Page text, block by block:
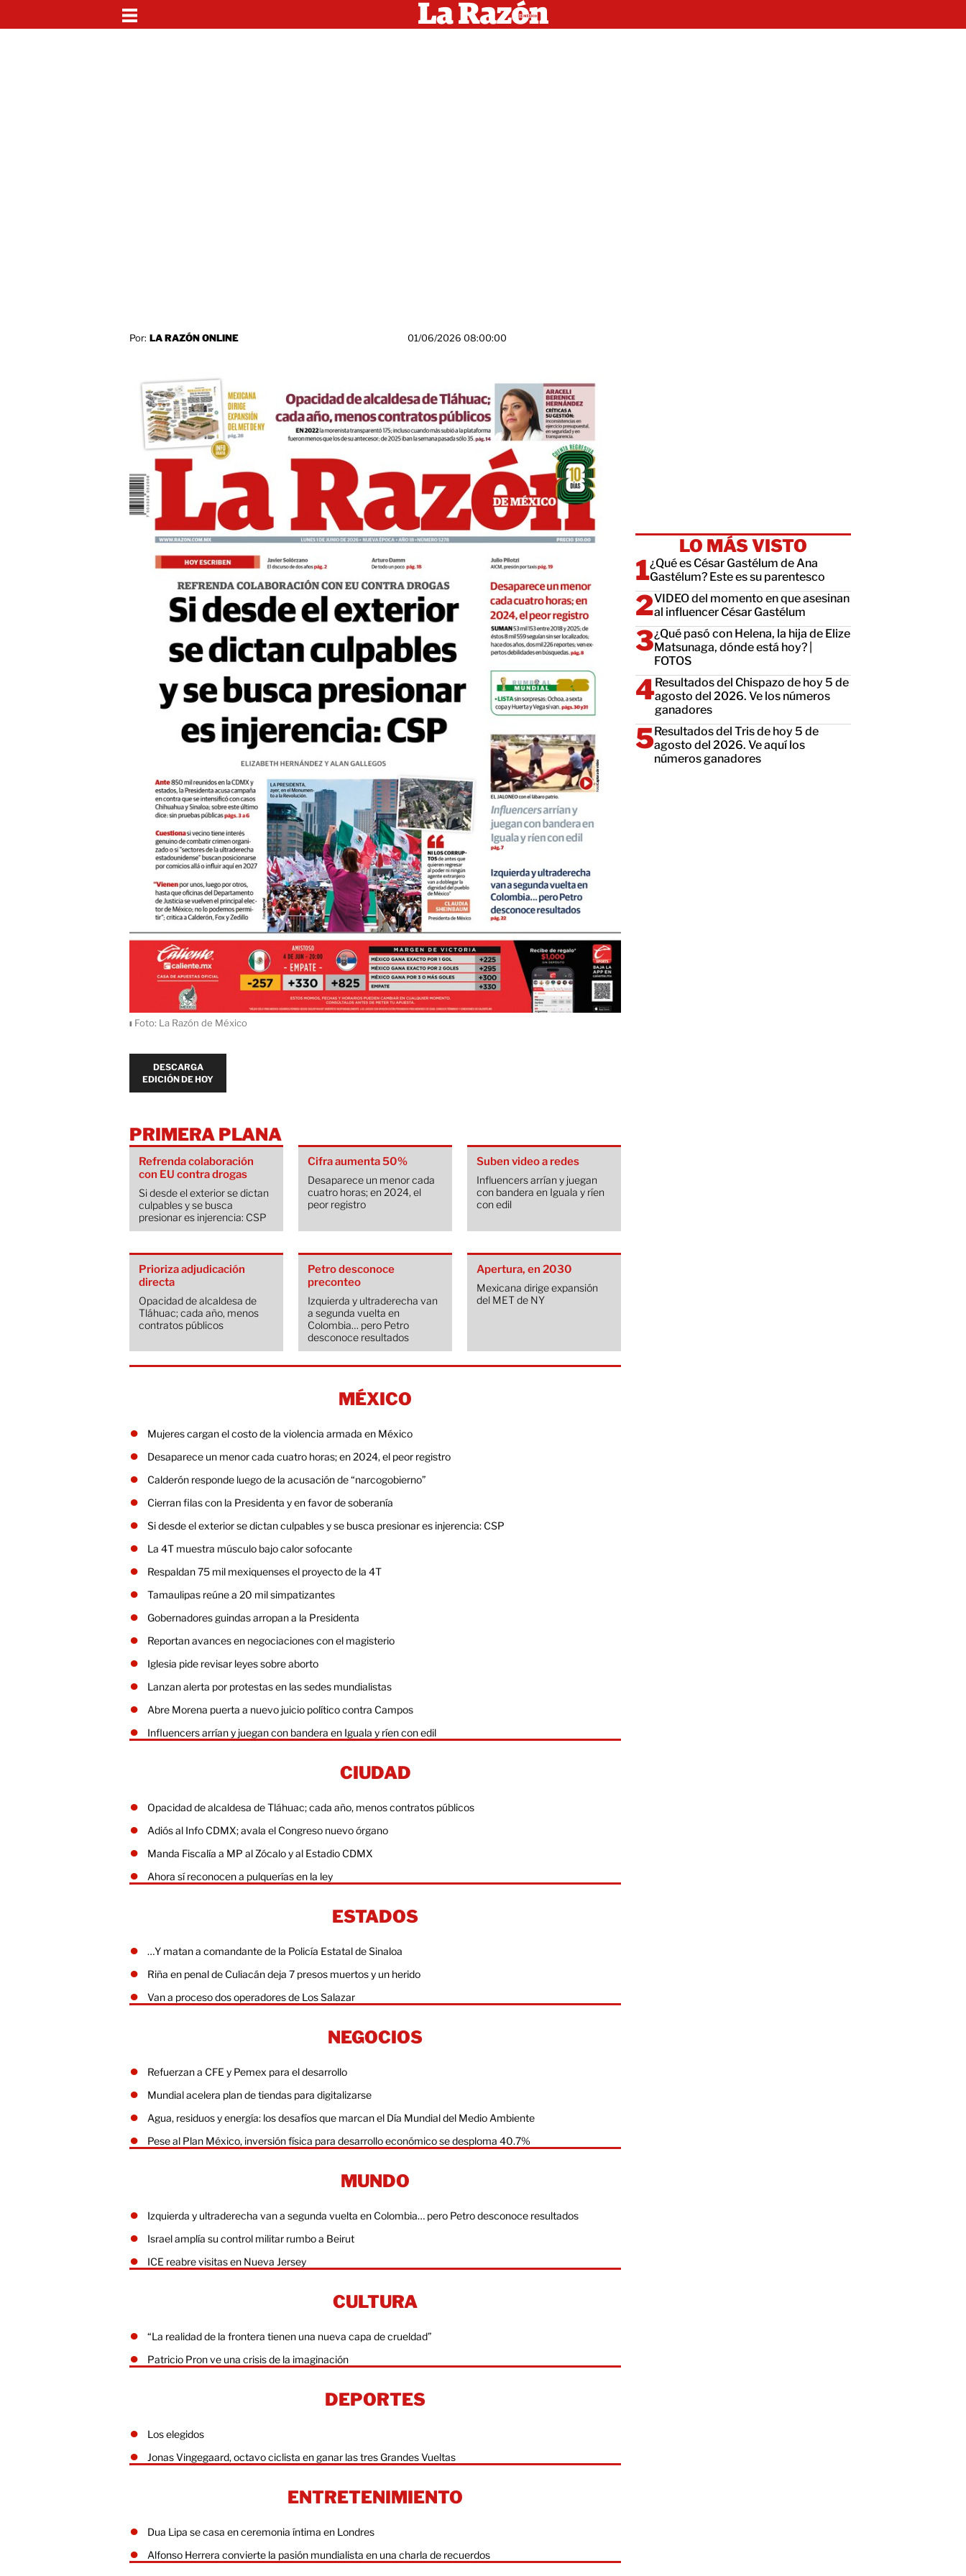
Por: LA RAZÓN ONLINE 01/06/2026 08:00:00
ı Foto: La Razón de México
DESCARGA
EDICIÓN DE HOY
PRIMERA PLANA
Refrenda colaboración
con EU contra drogas
Si desde el exterior se dictan
culpables y se busca
presionar es injerencia: CSP
Cifra aumenta 50%
Desaparece un menor cada
cuatro horas; en 2024, el
peor registro
Suben video a redes
Influencers arrían y juegan
con bandera en Iguala y ríen
con edil
Prioriza adjudicación
directa
Opacidad de alcaldesa de
Tláhuac; cada año, menos
contratos públicos
Petro desconoce
preconteo
Izquierda y ultraderecha van
a segunda vuelta en
Colombia… pero Petro
desconoce resultados
Apertura, en 2030
Mexicana dirige expansión
del MET de NY
MÉXICO
Mujeres cargan el costo de la violencia armada en México
Desaparece un menor cada cuatro horas; en 2024, el peor registro
Calderón responde luego de la acusación de “narcogobierno”
Cierran filas con la Presidenta y en favor de soberanía
Si desde el exterior se dictan culpables y se busca presionar es injerencia: CSP
La 4T muestra músculo bajo calor sofocante
Respaldan 75 mil mexiquenses el proyecto de la 4T
Tamaulipas reúne a 20 mil simpatizantes
Gobernadores guindas arropan a la Presidenta
Reportan avances en negociaciones con el magisterio
Iglesia pide revisar leyes sobre aborto
Lanzan alerta por protestas en las sedes mundialistas
Abre Morena puerta a nuevo juicio político contra Campos
Influencers arrían y juegan con bandera en Iguala y ríen con edil
CIUDAD
Opacidad de alcaldesa de Tláhuac; cada año, menos contratos públicos
Adiós al Info CDMX; avala el Congreso nuevo órgano
Manda Fiscalía a MP al Zócalo y al Estadio CDMX
Ahora sí reconocen a pulquerías en la ley
ESTADOS
…Y matan a comandante de la Policía Estatal de Sinaloa
Riña en penal de Culiacán deja 7 presos muertos y un herido
Van a proceso dos operadores de Los Salazar
NEGOCIOS
Refuerzan a CFE y Pemex para el desarrollo
Mundial acelera plan de tiendas para digitalizarse
Agua, residuos y energía: los desafíos que marcan el Día Mundial del Medio Ambiente
Pese al Plan México, inversión física para desarrollo económico se desploma 40.7%
MUNDO
Izquierda y ultraderecha van a segunda vuelta en Colombia… pero Petro desconoce resultados
Israel amplía su control militar rumbo a Beirut
ICE reabre visitas en Nueva Jersey
CULTURA
“La realidad de la frontera tienen una nueva capa de crueldad”
Patricio Pron ve una crisis de la imaginación
DEPORTES
Los elegidos
Jonas Vingegaard, octavo ciclista en ganar las tres Grandes Vueltas
ENTRETENIMIENTO
Dua Lipa se casa en ceremonia íntima en Londres
Alfonso Herrera convierte la pasión mundialista en una charla de recuerdos
LO MÁS VISTO
¿Qué es César Gastélum de Ana
Gastélum? Este es su parentesco
VIDEO del momento en que asesinan
al influencer César Gastélum
¿Qué pasó con Helena, la hija de Elize
Matsunaga, dónde está hoy? |
FOTOS
Resultados del Chispazo de hoy 5 de
agosto del 2026. Ve los números
ganadores
Resultados del Tris de hoy 5 de
agosto del 2026. Ve aquí los
números ganadores